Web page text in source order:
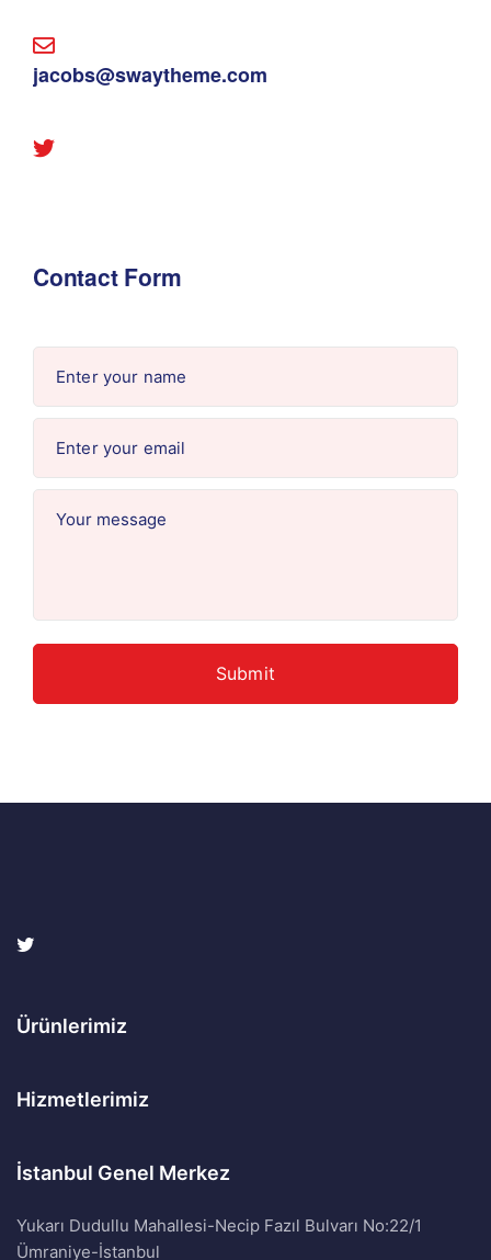
jacobs@swaytheme.com
Contact Form
Ürünlerimiz
Hizmetlerimiz
İstanbul Genel Merkez
Yukarı Dudullu Mahallesi-Necip Fazıl Bulvarı No:22/1
Ümraniye-İstanbul